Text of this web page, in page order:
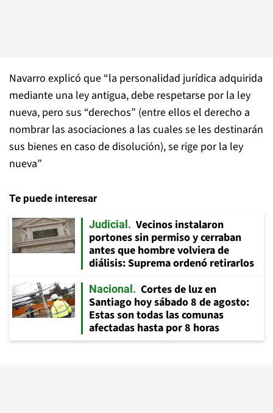
Navarro explicó que “la personalidad jurídica adquirida
mediante una ley antigua, debe respetarse por la ley
nueva, pero sus “derechos” (entre ellos el derecho a
nombrar las asociaciones a las cuales se les destinarán
sus bienes en caso de disolución), se rige por la ley
nueva”
Te puede interesar
Judicial
Vecinos instalaron
portones sin permiso y cerraban
antes que hombre volviera de
diálisis: Suprema ordenó retirarlos
Nacional
Cortes de luz en
Santiago hoy sábado 8 de agosto:
Estas son todas las comunas
afectadas hasta por 8 horas